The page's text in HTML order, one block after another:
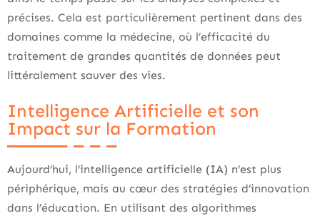
précises. Cela est particulièrement pertinent dans des
domaines comme la médecine, où l’efficacité du
traitement de grandes quantités de données peut
littéralement sauver des vies.
Intelligence Artificielle et son
Impact sur la Formation
Aujourd’hui, l’intelligence artificielle (IA) n’est plus
périphérique, mais au cœur des stratégies d’innovation
dans l’éducation. En utilisant des algorithmes